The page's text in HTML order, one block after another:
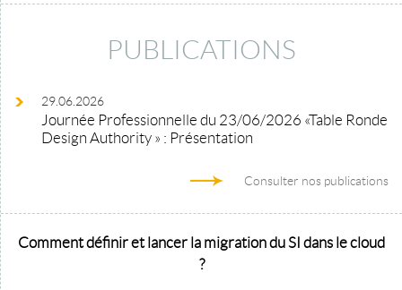
PUBLICATIONS
29.06.2026
Journée Professionnelle du 23/06/2026 «Table Ronde
Design Authority » : Présentation
Consulter nos publications
Comment définir et lancer la migration du SI dans le cloud
?